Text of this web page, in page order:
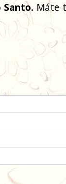
Máte